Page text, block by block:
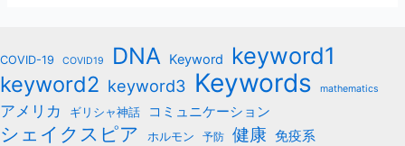
COVID-19 COVID19 DNA Keyword keyword1
keyword2 keyword3 Keywords mathematics
アメリカ ギリシャ神話 コミュニケーション
シェイクスピア ホルモン 予防 健康 免疫系